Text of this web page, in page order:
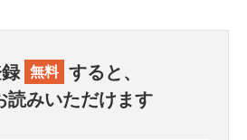
無料 すると、
読みいただけます